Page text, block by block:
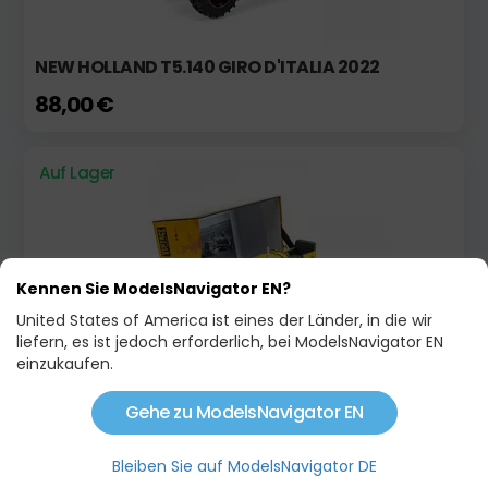
NEW HOLLAND T5.140 GIRO D'ITALIA 2022
88,00 €
Auf Lager
CAT 25 TRACK-TYPE TRACTOR
177,00 €
Kennen Sie ModelsNavigator EN?
United States of America ist eines der Länder, in die wir
liefern, es ist jedoch erforderlich, bei ModelsNavigator EN
einzukaufen.
Gehe zu ModelsNavigator EN
Bleiben Sie auf ModelsNavigator DE